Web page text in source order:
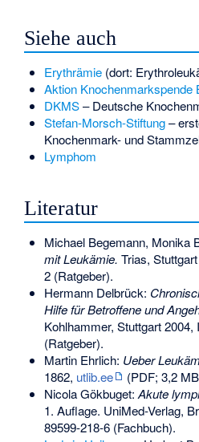
Siehe auch
Erythrämie(dort:
Aktion Knochenmarkspende
DKMS– Deutsche
Stefan-Morsch-Stiftung–
Knochenmark- und
Lymphom
Literatur
Michael Begemann, Monika
mit Leukämie. Trias,
2(Ratgeber).
Hermann Delbrück:
Hilfe für Betroffene und
Kohlhammer, Stuttgart 2004,
(Ratgeber).
Martin Ehrlich: Ueber
1862, utlib.ee
(PDF; 3,2
Nicola Gökbuget: Akute
1. Auflage. UniMed-Verlag,
89599-218-6(Fachbuch).